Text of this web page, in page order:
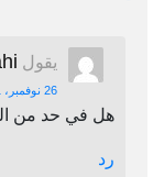
يقول
26 نوفمبر، 2021 الساعة 1:41 م
هل في حد من
رد